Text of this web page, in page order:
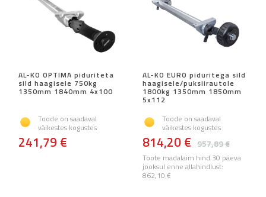
AL-KO OPTIMA piduriteta
sild haagisele 750kg
1350mm 1840mm 4x100
Toode on saadaval
väikestes kogustes
241,79 €
AL-KO EURO piduritega sild
haagisele/puksiirautole
1800kg 1350mm 1850mm
5x112
Toode on saadaval
väikestes kogustes
957,89 €
814,20 €
Toote madalaim hind 30 päeva
jooksul enne allahindlust:
862,10 €